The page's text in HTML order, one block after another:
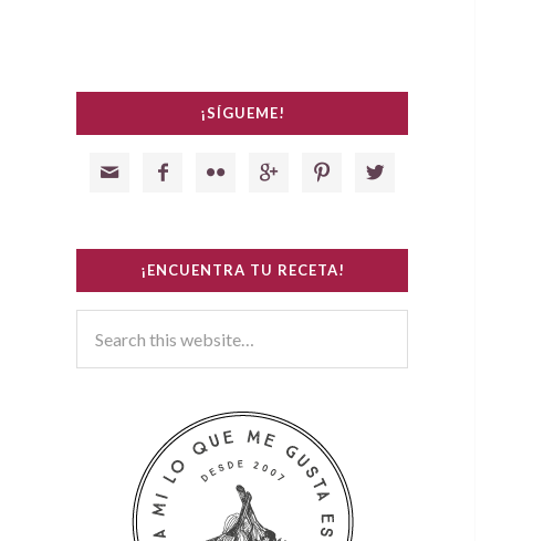
¡SÍGUEME!
     
¡ENCUENTRA TU RECETA!